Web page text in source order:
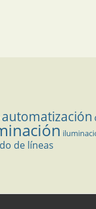
automatización
de líneas